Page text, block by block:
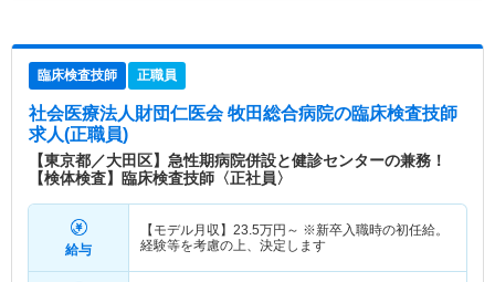
臨床検査技師 正職員
社会医療法人財団仁医会 牧田総合病院の臨床検査技師
求人(正職員)
【東京都／大田区】急性期病院併設と健診センターの兼務！
【検体検査】臨床検査技師〈正社員〉
給与
【モデル月収】 23.5万円～ ※新卒入職時の初任給。
経験等を考慮の上、決定します